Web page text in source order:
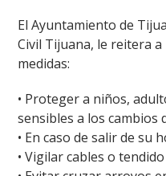
El Ayuntamiento de
Civil Tijuana, le reitera
medidas:
• Proteger a niños,
sensibles a los cambios
• En caso de salir de su
• Vigilar cables o